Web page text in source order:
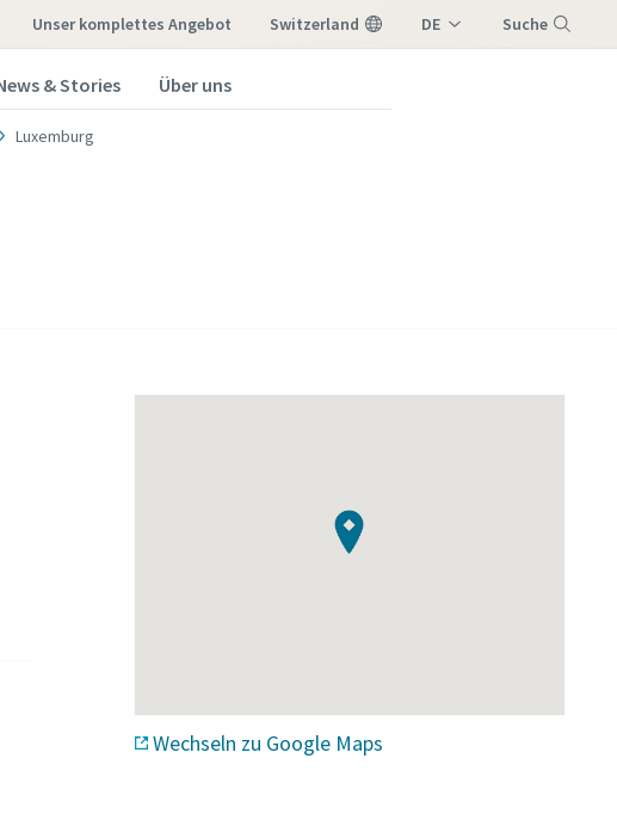
Unser komplettes Angebot Switzerland DE Suche
& Stories Über uns
Luxemburg
Wechseln zu Google Maps